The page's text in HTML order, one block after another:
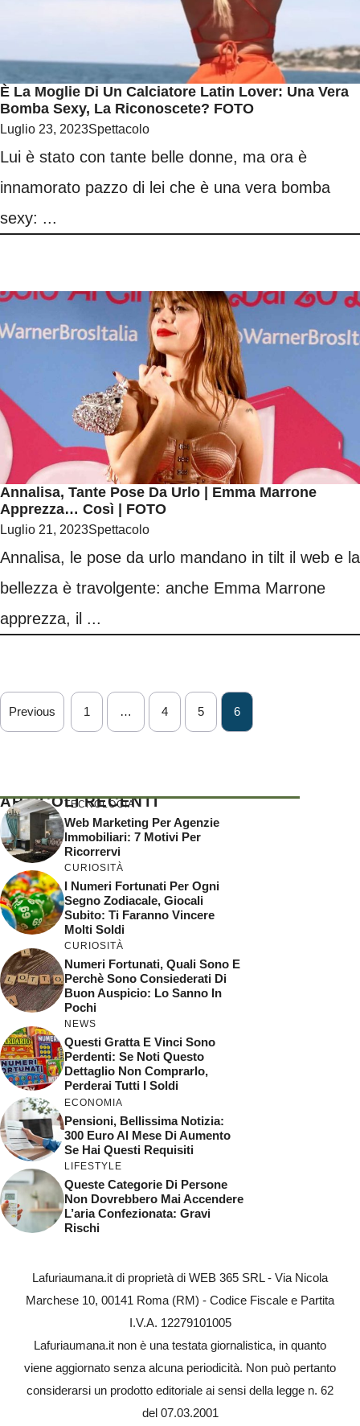
È La Moglie Di Un Calciatore Latin Lover: Una Vera
Bomba Sexy, La Riconoscete? FOTO
Luglio 23, 2023Spettacolo
Lui è stato con tante belle donne, ma ora è
innamorato pazzo di lei che è una vera bomba
sexy: ...
Annalisa, Tante Pose Da Urlo | Emma Marrone
Apprezza… Così | FOTO
Luglio 21, 2023Spettacolo
Annalisa, le pose da urlo mandano in tilt il web e la
bellezza è travolgente: anche Emma Marrone
apprezza, il ...
Previous 1 … 4 5 6
ARTICOLI RECENTI
TECNOLOGIA
Web Marketing Per Agenzie
Immobiliari: 7 Motivi Per
Ricorrervi
CURIOSITÀ
I Numeri Fortunati Per Ogni
Segno Zodiacale, Giocali
Subito: Ti Faranno Vincere
Molti Soldi
CURIOSITÀ
Numeri Fortunati, Quali Sono E
Perchè Sono Consiederati Di
Buon Auspicio: Lo Sanno In
Pochi
NEWS
Questi Gratta E Vinci Sono
Perdenti: Se Noti Questo
Dettaglio Non Comprarlo,
Perderai Tutti I Soldi
ECONOMIA
Pensioni, Bellissima Notizia:
300 Euro Al Mese Di Aumento
Se Hai Questi Requisiti
LIFESTYLE
Queste Categorie Di Persone
Non Dovrebbero Mai Accendere
L’aria Confezionata: Gravi
Rischi
Lafuriaumana.it di proprietà di WEB 365 SRL - Via Nicola
Marchese 10, 00141 Roma (RM) - Codice Fiscale e Partita
I.V.A. 12279101005
Lafuriaumana.it non è una testata giornalistica, in quanto
viene aggiornato senza alcuna periodicità. Non può pertanto
considerarsi un prodotto editoriale ai sensi della legge n. 62
del 07.03.2001